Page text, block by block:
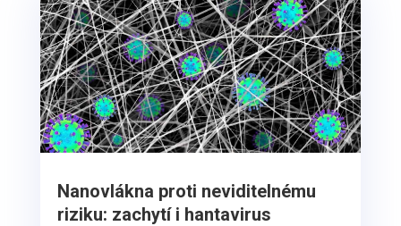
Nanovlákna proti neviditelnému
riziku: zachytí i hantavirus